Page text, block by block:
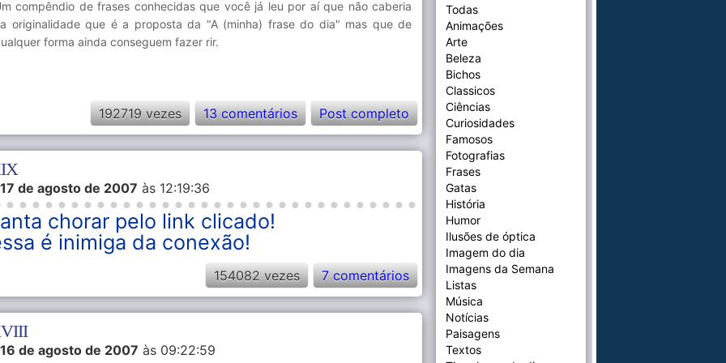
compêndio de frases conhecidas que você já leu por aí que não caberia
originalidade que é a proposta da "A (minha) frase do dia" mas que de
forma ainda conseguem fazer rir.
Post completo
13 comentários
192719 vezes
17 de agosto de 2007 às 12:19:36
chorar pelo link clicado!
é inimiga da conexão!
7 comentários
154082 vezes
16 de agosto de 2007 às 09:22:59
Todas
Animações
Arte
Beleza
Bichos
Classicos
Ciências
Curiosidades
Famosos
Fotografias
Frases
Gatas
História
Humor
Ilusões de óptica
Imagem do dia
Imagens da Semana
Listas
Música
Notícias
Paisagens
Textos